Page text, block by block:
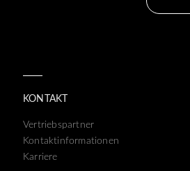
KONTAKT
Vertriebspartner
Kontaktinformationen
Karriere